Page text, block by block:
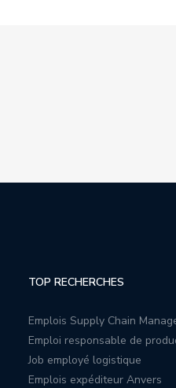
TOP RECHERCHES
Emplois Supply Chain
Emploi responsable de
Job employé logistique
Emplois expéditeur Anvers